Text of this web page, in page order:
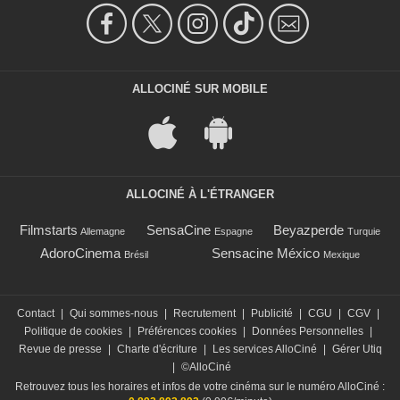
ALLOCINÉ SUR MOBILE
ALLOCINÉ À L'ÉTRANGER
Filmstarts Allemagne SensaCine Espagne Beyazperde Turquie
AdoroCinema Brésil Sensacine México Mexique
Contact Qui sommes-nous Recrutement Publicité CGU CGV
Politique de cookies
Préférences cookies Données Personnelles
Revue de presse
Charte d'écriture Les services AlloCiné
Gérer Utiq
©AlloCiné
Retrouvez tous les horaires et infos de votre cinéma sur le numéro AlloCiné :